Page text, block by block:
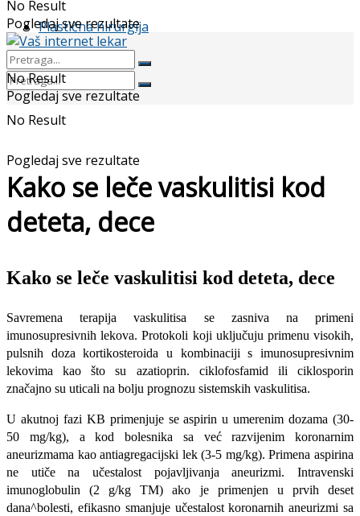
Plastična hirurgija
No Result
Pogledaj sve rezultate
No Result
Pogledaj sve rezultate
No Result
Pogledaj sve rezultate
Kako se leče vaskulitisi kod
deteta, dece
Kako se leče vaskulitisi kod deteta, dece
Savremena terapija vaskulitisa se zasniva na primeni
imunosupresivnih lekova. Protokoli koji uključuju primenu visokih,
pulsnih doza kortikosteroida u kombinaciji s imunosupresivnim
lekovima kao što su azatioprin. ciklofosfamid ili ciklosporin
značajno su uticali na bolju prognozu sistemskih vaskulitisa.
U akutnoj fazi KB primenjuje se aspirin u umerenim dozama (30-
50 mg/kg), a kod bolesnika sa već razvijenim koronarnim
aneurizmama kao antiagregacijski lek (3-5 mg/kg). Primena aspirina
ne utiče na učestalost pojavljivanja aneurizmi. Intravenski
imunoglobulin (2 g/kg TM) ako je primenjen u prvih deset
dana^bolesti, efikasno smanjuje učestalost koronarnih aneurizmi sa